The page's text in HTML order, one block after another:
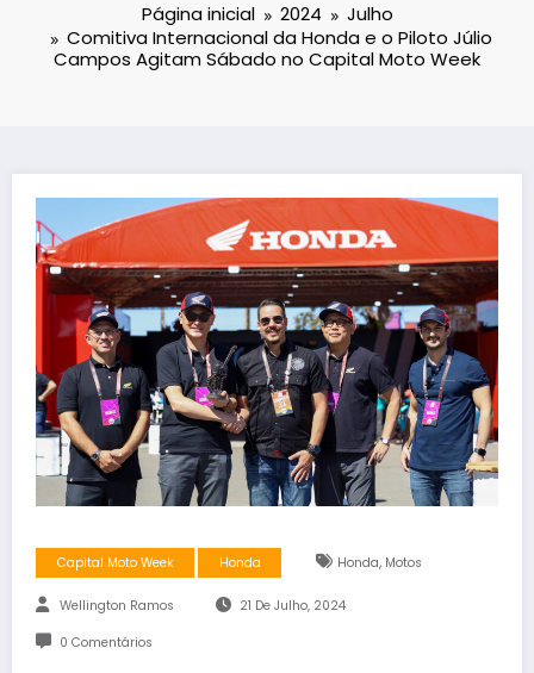
Página inicial 2024
Julho
Comitiva Internacional da Honda e o Piloto Júlio
Campos Agitam Sábado no Capital Moto Week
Capital Moto Week Honda Honda, Motos
Wellington Ramos 21 De Julho, 2024
0 Comentários